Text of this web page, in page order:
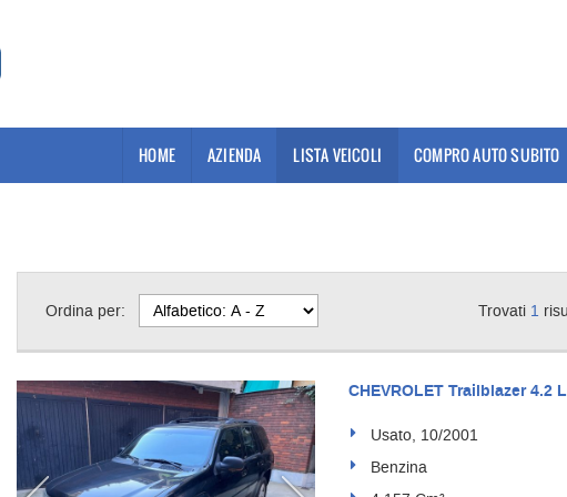
HOME AZIENDA LISTA VEICOLI COMPRO AUTO SUBITO
Ordina per: Trovati 1
CHEVROLET Trailblazer 4.2
Usato, 10/2001
Benzina